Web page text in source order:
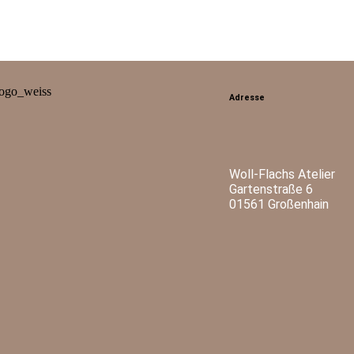
Adresse
Woll-Flachs Atelier
Gartenstraße 6
01561 Großenhain